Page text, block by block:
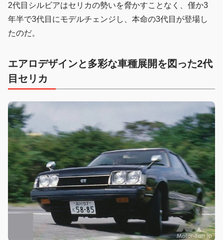
2代目シルビアはセリカの勢いを脅かすことなく、僅か3
年半で3代目にモデルチェンジし、本命の3代目が登場し
たのだ。
エアロデザインと多彩な車種展開を図った2代
目セリカ